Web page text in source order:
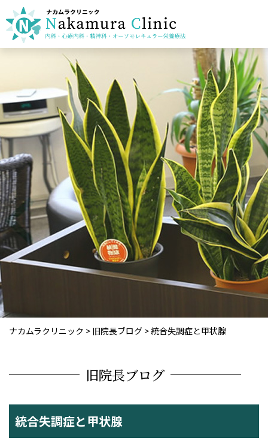
ナカムラクリニック > 旧院長ブログ >統合失調症と甲状腺
旧院長ブログ
統合失調症と甲状腺